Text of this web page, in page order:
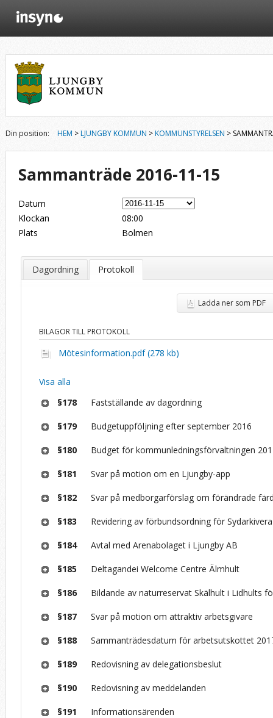
Din position: HEM > LJUNGBY KOMMUN >KOMMUNSTYRELSEN >
Sammanträde 2016-11-15
Datum
Klockan
08:00
Plats
Bolmen
Dagordning Protokoll
Ladda ner som PDF
BILAGOR TILL PROTOKOLL
Mötesinformation.pdf (278 kb)
Visa alla
§178
Fastställande av dagordning
§179 Budgetuppföljning efter september 2016
§180 Budget för kommunledningsförvaltningen
§181 Svar på motion om en Ljungby-app
§182 Svar på medborgarförslag om förändrade
§183 Revidering av förbundsordning för Sydarkivera
§184 Avtal med Arenabolaget i Ljungby AB
§185 Deltagandei Welcome Centre Älmhult
§186 Bildande av naturreservat Skälhult i Lidhults
§187 Svar på motion om attraktiv arbetsgivare
§188 Sammanträdesdatum för arbetsutskottet
§189 Redovisning av delegationsbeslut
§190 Redovisning av meddelanden
§191 Informationsärenden